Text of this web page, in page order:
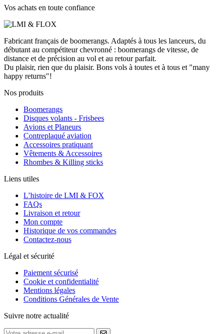
Vos achats en toute confiance
Fabricant français de boomerangs. Adaptés à tous les lanceurs, du
débutant au compétiteur chevronné : boomerangs de vitesse, de
distance et de précision au vol et au retour parfait.
Du plaisir, rien que du plaisir. Bons vols à toutes et à tous et "many
happy returns"!
Nos produits
Boomerangs
Disques volants - Frisbees
Avions et Planeurs
Contreplaqué aviation
Accessoires pratiquant
Vêtements & Accessoires
Rhombes & Killing sticks
Liens utiles
L’histoire de LMI & FOX
FAQs
Livraison et retour
Mon compte
Historique de vos commandes
Contactez-nous
Légal et sécurité
Paiement sécurisé
Cookie et confidentialité
Mentions légales
Conditions Générales de Vente
Suivre notre actualité